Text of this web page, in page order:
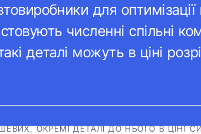
для оптимізації
численні спільні
деталі можуть в ціні
ОКРЕМІ ДЕТАЛІ ДО НЬОГО В ЦІНІ